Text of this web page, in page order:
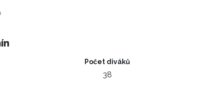
Počet diváků
38